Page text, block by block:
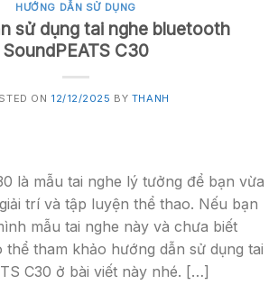
HƯỚNG DẪN SỬ DỤNG
sử dụng tai nghe bluetooth
SoundPEATS C30
ON 12/12/2025 BY THANH
là mẫu tai nghe lý tưởng để bạn vừa
trí và tập luyện thể thao. Nếu bạn
mẫu tai nghe này và chưa biết
tham khảo hướng dẫn sử dụng tai
C30 ở bài viết này nhé. […]